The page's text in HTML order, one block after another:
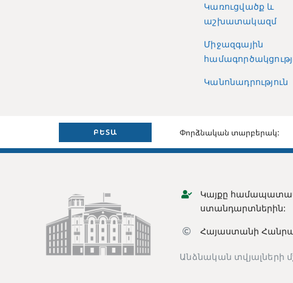
Կառուցվածք և
աշխատակազմ
Միջազգային
Կանոնադրություն
ԲԵՏԱ Փորձնական տարբերակ:
Կայքը
ստանդարտներին:
Հայաստանի
Անձնական տվյալների